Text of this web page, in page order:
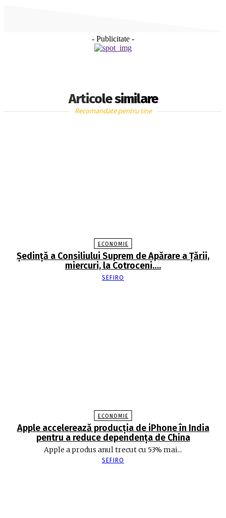
- Publicitate -
Articole similare
Recomandate pentru tine
ECONOMIE
Şedinţă a Consiliului Suprem de Apărare a Ţării,
miercuri, la Cotroceni….
SEFIRO
ECONOMIE
Apple accelerează producția de iPhone în India
pentru a reduce dependența de China
Apple a produs anul trecut cu 53% mai...
SEFIRO